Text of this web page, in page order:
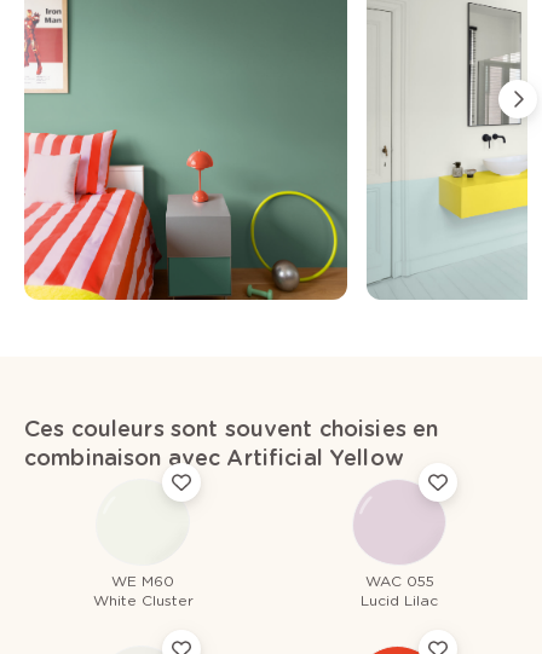
Ces couleurs sont souvent choisies en
combinaison avec Artificial Yellow
WE M60
White Cluster
WAC 055
Lucid Lilac